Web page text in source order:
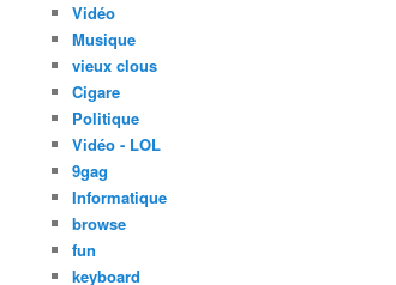
Vidéo
Musique
vieux clous
Cigare
Politique
Vidéo - LOL
9gag
Informatique
browse
fun
keyboard